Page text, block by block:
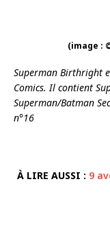
(image :
Superman Birthright
Comics. Il contient
Superman/Batman
n°16
À LIRE AUSSI : 9